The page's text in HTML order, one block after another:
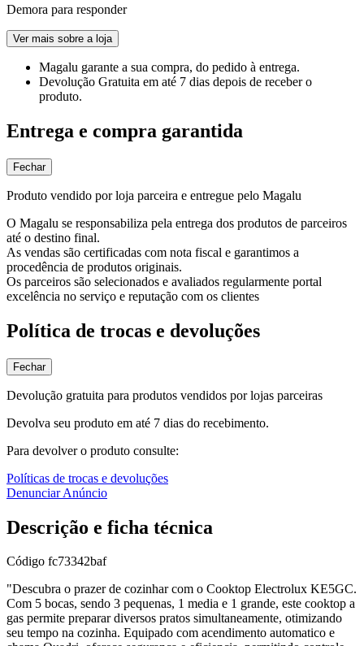
Demora para responder
Ver mais sobre a loja
Magalu garante a sua compra, do pedido à entrega.
Devolução Gratuita em até 7 dias depois de receber o
produto.
Entrega e compra garantida
Fechar
Produto vendido por loja parceira e entregue pelo Magalu
O Magalu se responsabiliza pela entrega dos produtos de parceiros
até o destino final.
As vendas são certificadas com nota fiscal e garantimos a
procedência de produtos originais.
Os parceiros são selecionados e avaliados regularmente portal
excelência no serviço e reputação com os clientes
Política de trocas e devoluções
Fechar
Devolução gratuita para produtos vendidos por lojas parceiras
Devolva seu produto em até 7 dias do recebimento.
Para devolver o produto consulte:
Políticas de trocas e devoluções
Denunciar Anúncio
Descrição e ficha técnica
Código fc73342baf
"Descubra o prazer de cozinhar com o Cooktop Electrolux KE5GC.
Com 5 bocas, sendo 3 pequenas, 1 media e 1 grande, este cooktop a
gas permite preparar diversos pratos simultaneamente, otimizando
seu tempo na cozinha. Equipado com acendimento automatico e